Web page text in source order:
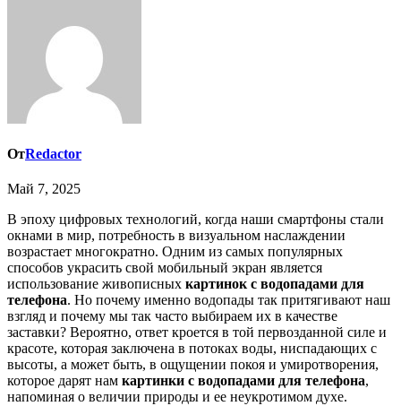
ОтRedactor
Май 7, 2025
В эпоху цифровых технологий, когда наши смартфоны стали
окнами в мир, потребность в визуальном наслаждении
возрастает многократно. Одним из самых популярных
способов украсить свой мобильный экран является
использование живописных картинок с водопадами для
телефона. Но почему именно водопады так притягивают наш
взгляд и почему мы так часто выбираем их в качестве
заставки? Вероятно, ответ кроется в той первозданной силе и
красоте, которая заключена в потоках воды, ниспадающих с
высоты, а может быть, в ощущении покоя и умиротворения,
которое дарят нам картинки с водопадами для телефона,
напоминая о величии природы и ее неукротимом духе.